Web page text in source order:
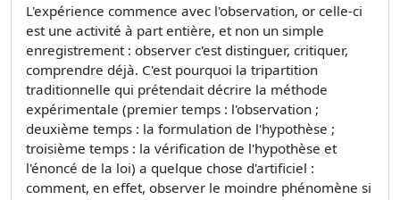
L'expérience commence avec l'observation, or celle-ci
est une activité à part entière, et non un simple
enregistrement : observer c'est distinguer, critiquer,
comprendre déjà. C'est pourquoi la tripartition
traditionnelle qui prétendait décrire la méthode
expérimentale (premier temps : l'observation ;
deuxième temps : la formulation de l'hypothèse ;
troisième temps : la vérification de l'hypothèse et
l'énoncé de la loi) a quelque chose d'artificiel :
comment, en effet, observer le moindre phénomène si